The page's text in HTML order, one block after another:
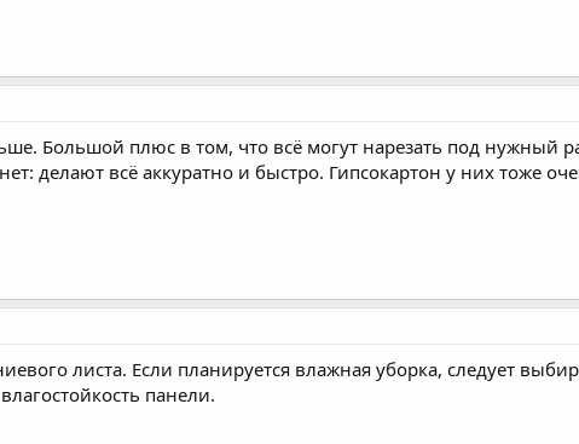
Большой плюс в том, что всё могут нарезать под нужный
делают всё аккуратно и быстро. Гипсокартон у них тоже
листа. Если планируется влажная уборка, следует
панели.